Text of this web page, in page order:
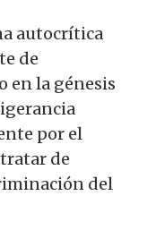
autocrítica
de
en la génesis
por el
de
del